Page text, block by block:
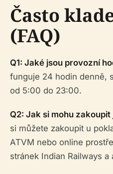
Často
(FAQ)
Q1: Jaké jsou provozní
funguje 24 hodin denně,
od 5:00 do 23:00.
Q2: Jak si mohu
si můžete zakoupit u
ATVM nebo online
stránek Indian Railways a